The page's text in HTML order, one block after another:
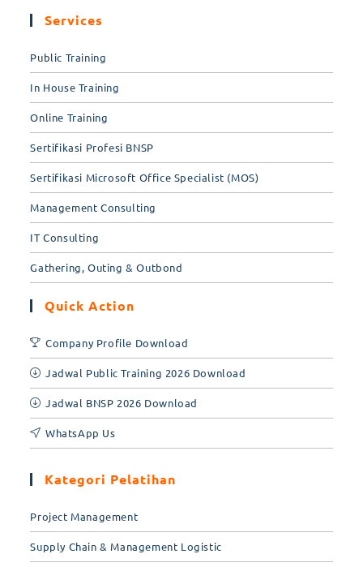
Services
Public Training
In House Training
Online Training
Sertifikasi Profesi BNSP
Sertifikasi Microsoft Office Specialist (MOS)
Management Consulting
IT Consulting
Gathering, Outing & Outbond
Quick Action
Company Profile Download
Jadwal Public Training 2026 Download
Jadwal BNSP 2026 Download
WhatsApp Us
Kategori Pelatihan
Project Management
Supply Chain & Management Logistic